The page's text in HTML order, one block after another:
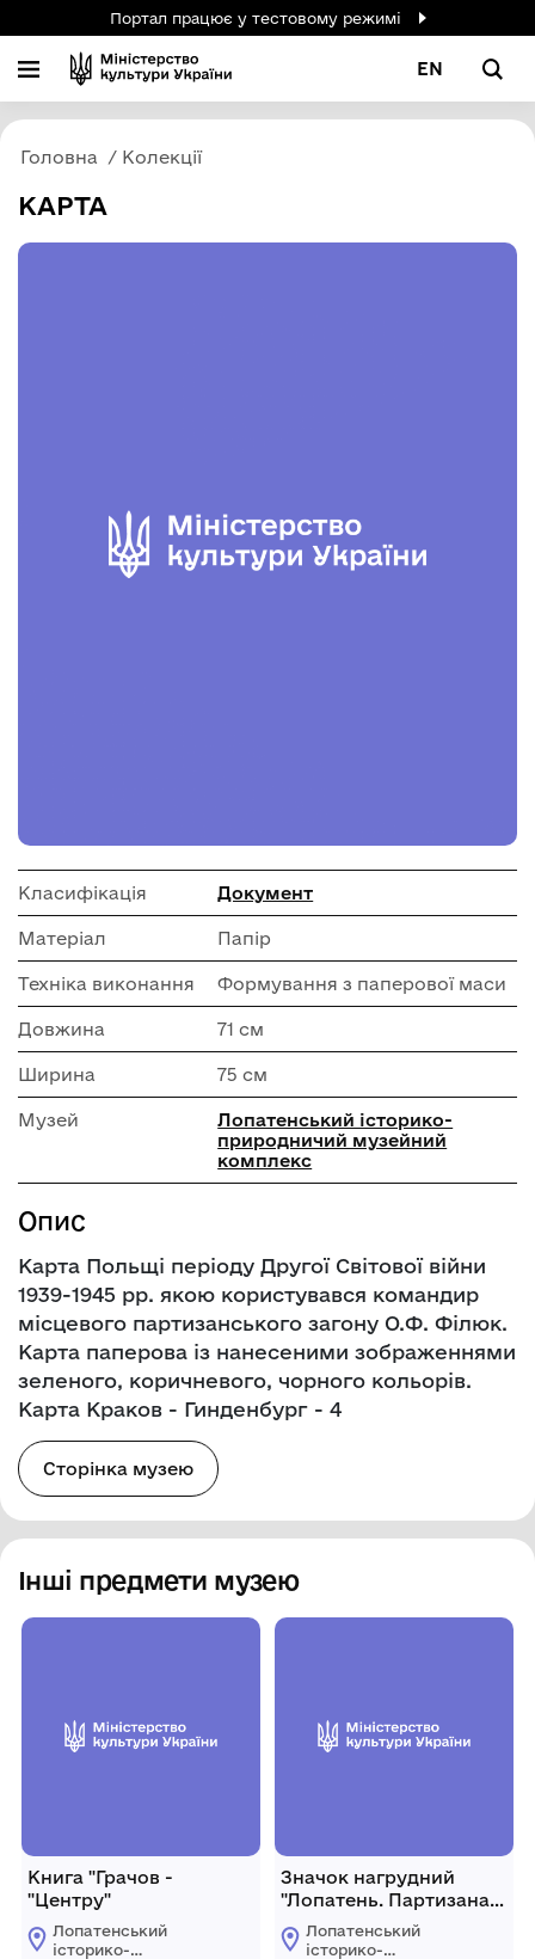
Портал працює у тестовому режимі
EN
Головна Колекції
КАРТА
Класифікація Документ
Матеріал Папір
Техніка виконання Формування з паперової маси
Довжина 71 см
Ширина 75 см
Музей
Лопатенський історико-
природничий музейний
комплекс
Опис
Карта Польщі періоду Другої Світової війни
1939-1945 рр. якою користувався командир
місцевого партизанського загону О.Ф. Філюк.
Карта паперова із нанесеними зображеннями
зеленого, коричневого, чорного кольорів.
Карта Краков - Гинденбург - 4
Сторінка музею
Інші предмети музею
Книга "Грачов -
"Центру"
Лопатенський
історико-
Значок нагрудний
"Лопатень. Партизанам
Волині. 1941-1945"
Лопатенський
історико-